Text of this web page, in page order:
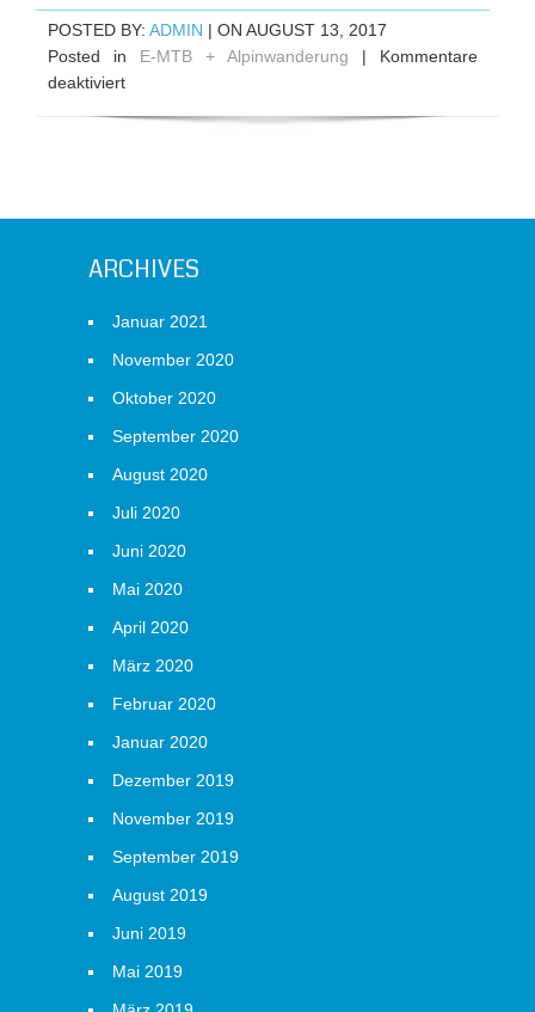
POSTED BY: ADMIN | ON AUGUST 13, 2017
Posted in E-MTB + Alpinwanderung | Kommentare
deaktiviertfür
Besuch
Nebelhorns
ARCHIVES
Januar 2021
November 2020
Oktober 2020
September 2020
August 2020
Juli 2020
Juni 2020
Mai 2020
April 2020
März 2020
Februar 2020
Januar 2020
Dezember 2019
November 2019
September 2019
August 2019
Juni 2019
Mai 2019